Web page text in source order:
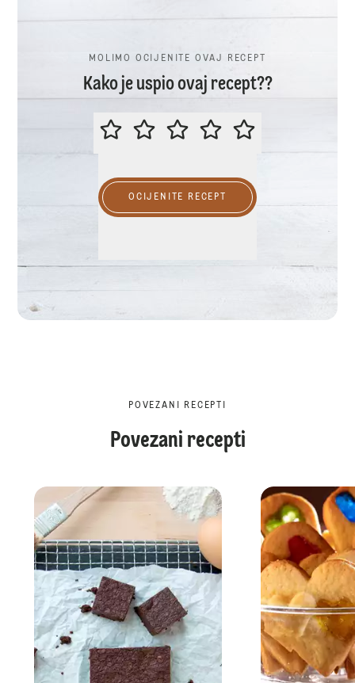
MOLIMO OCIJENITE OVAJ RECEPT
Kako je uspio ovaj recept??
MOLIMO OCIJENITE OVAJ
OCIJENITE RECEPT
POVEZANI RECEPTI
Povezani recepti